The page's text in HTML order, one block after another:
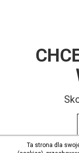
Ta strona dla